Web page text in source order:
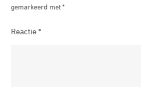
gemarkeerd met*
Reactie*